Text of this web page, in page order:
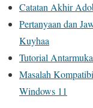
Catatan Akhir
Pertanyaan dan
Kuyhaa
Tutorial
Masalah
Windows 11